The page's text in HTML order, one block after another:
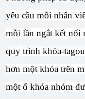
yêu cầu mỗi nhân
mỗi lần ngắt kết nối
quy trình khóa-
hơn một khóa trên
một ổ khóa nhóm